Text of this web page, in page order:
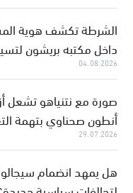
الشرطة تكشف هوية
داخل مكتبه بريشون
04.08.2026
صورة مع نتنياهو تشعل
أنطون صحناوي بتهمة
29.07.2026
هل يمهد انضمام